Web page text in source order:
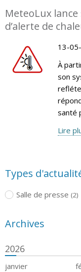
MeteoLux
d’alerte de
13-
À
son
santé
Lire
Types
Salle de presse (2)
Archives
2026
janvier